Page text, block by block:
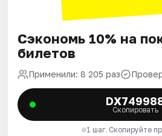
Сэкономь 10% на
билетов
Применили: 8 205 раз
Скопировать
1 шаг. Скопируйте